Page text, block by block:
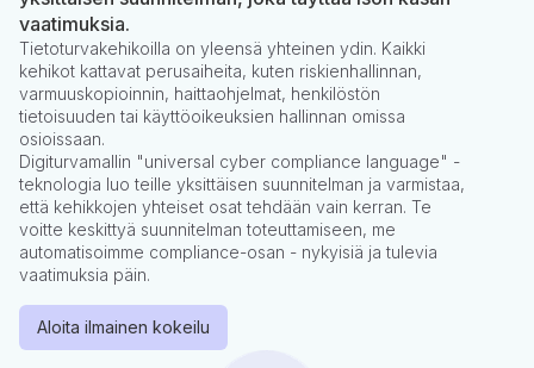
vaatimuksia.
Tietoturvakehikoilla on yleensä yhteinen ydin. Kaikki
kehikot kattavat perusaiheita, kuten riskienhallinnan,
varmuuskopioinnin, haittaohjelmat, henkilöstön
tietoisuuden tai käyttöoikeuksien hallinnan omissa
osioissaan.
Digiturvamallin "universal cyber compliance language" -
teknologia luo teille yksittäisen suunnitelman ja varmistaa,
että kehikkojen yhteiset osat tehdään vain kerran. Te
voitte keskittyä suunnitelman toteuttamiseen, me
automatisoimme compliance-osan - nykyisiä ja tulevia
vaatimuksia päin.
Aloita ilmainen kokeilu